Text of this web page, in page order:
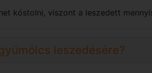
kóstolni, viszont a leszedett
leszedésére?